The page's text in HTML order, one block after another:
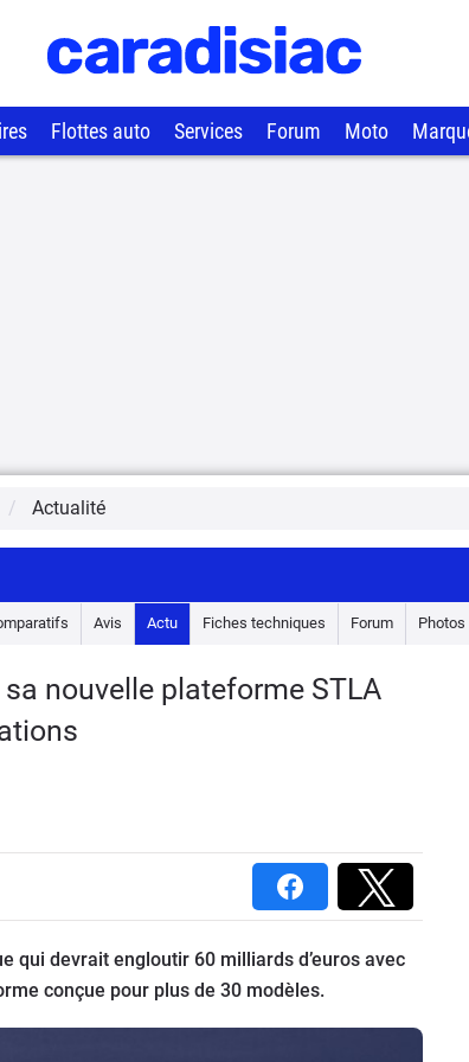
Flottes auto Services Forum Moto
Actualité
Avis Actu Fiches techniques Forum Photos
nouvelle plateforme STLA
qui devrait engloutir 60 milliards d’euros avec
conçue pour plus de 30 modèles.